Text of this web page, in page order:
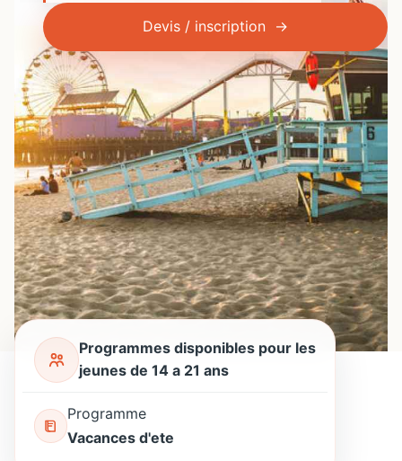
Devis / inscription
Programmes disponibles pour les
jeunes de 14 a 21 ans
Programme
Vacances d'ete